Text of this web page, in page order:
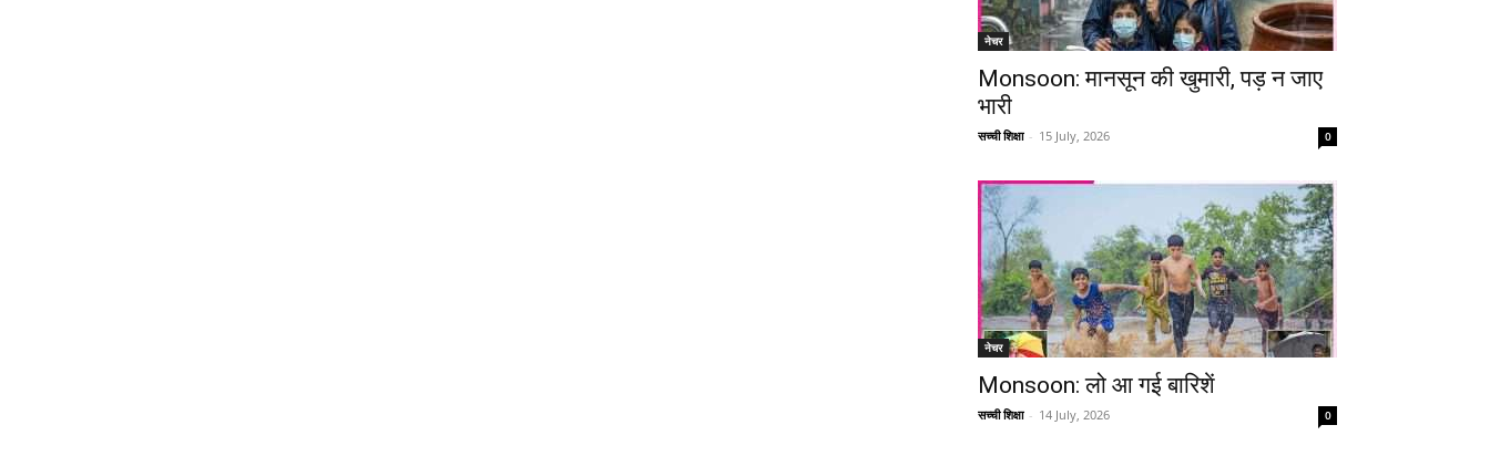
नेचर
Monsoon: मानसून की खुमारी, पड़ न जाए
भारी
सच्ची शिक्षा - 15 July, 2026 0
नेचर
Monsoon: लो आ गई बारिशें
सच्ची शिक्षा - 14 July, 2026 0